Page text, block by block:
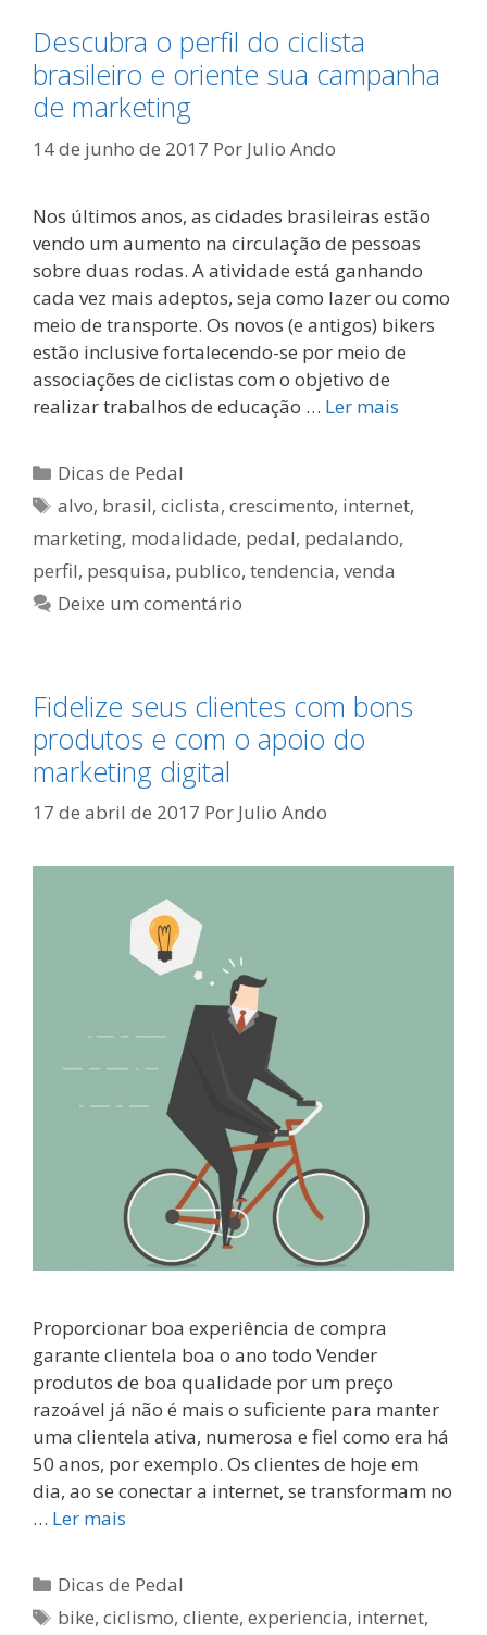
Descubra o perfil do ciclista
brasileiro e oriente sua campanha
de marketing
14 de junho de 2017 Por Julio Ando
Nos últimos anos, as cidades brasileiras estão
vendo um aumento na circulação de pessoas
sobre duas rodas. A atividade está ganhando
cada vez mais adeptos, seja como lazer ou como
meio de transporte. Os novos (e antigos) bikers
estão inclusive fortalecendo-se por meio de
associações de ciclistas com o objetivo de
realizar trabalhos de educação … Ler mais
Categorias
Dicas de Pedal
Tags
alvo, brasil,ciclista,crescimento, internet,
marketing, modalidade, pedal, pedalando,
perfil, pesquisa, publico, tendencia, venda
Deixe um comentário
Fidelize seus clientes com bons
produtos e com o apoio do
marketing digital
17 de abril de 2017 Por Julio Ando
Proporcionar boa experiência de compra
garante clientela boa o ano todo Vender
produtos de boa qualidade por um preço
razoável já não é mais o suficiente para manter
uma clientela ativa, numerosa e fiel como era há
50 anos, por exemplo. Os clientes de hoje em
dia, ao se conectar a internet, se transformam no
… Ler mais
Categorias
Dicas de Pedal
Tags
bike,ciclismo,cliente,experiencia, internet,